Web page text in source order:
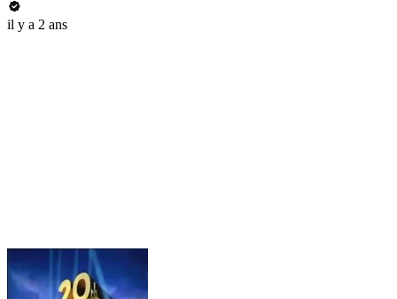
il y a 2 ans